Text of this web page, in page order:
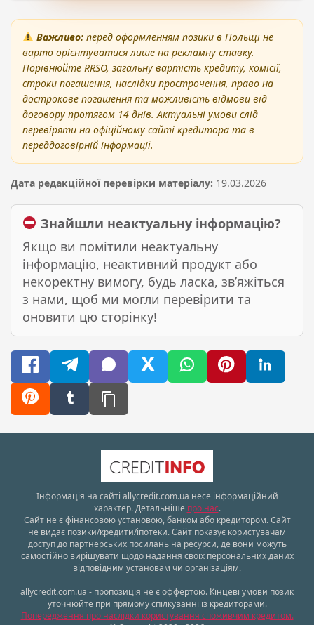
Важливо:перед оформленням позики в Польщі не
варто орієнтуватися лише на рекламну ставку.
Порівнюйте RRSO, загальну вартість кредиту, комісії,
строки погашення, наслідки прострочення, право на
дострокове погашення та можливість відмови від
договору протягом 14 днів. Актуальні умови слід
перевіряти на офіційному сайті кредитора та в
переддоговірній інформації.
Дата редакційної перевірки матеріалу: 19.03.2026
Знайшли неактуальну інформацію?
Якщо ви помітили неактуальну
інформацію, неактивний продукт або
некоректну вимогу, будь ласка, зв’яжіться
з нами, щоб ми могли перевірити та
оновити цю сторінку!
Інформація на сайті allycredit.com.ua несе інформаційний
характер. Детальніше про нас.
Сайт не є фінансовою установою, банком або кредитором. Сайт
не видає позики/кредити/іпотеки. Сайт показує користувачам
доступ до партнерських посилань на ресурси, де вони можуть
самостійно вирішувати щодо надання своїх персональних даних
відповідним установам чи організаціям.
allycredit.com.ua - пропозиція не є оффертою. Кінцеві умови позик
уточнюйте при прямому спілкуванні із кредиторами.
Попередження про наслідки користування споживчим кредитом.